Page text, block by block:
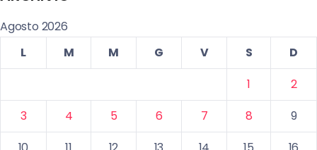
Agosto 2026
L
M M G V S
D
1
2
3
4 5 6 7 8
9